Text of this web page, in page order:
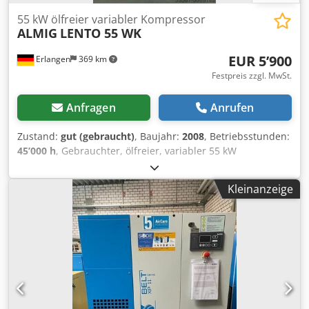
Erlangen 369 km
55 kW ölfreier variabler Kompressor
ALMIG LENTO 55 WK
EUR 5’900
Festpreis zzgl. MwSt.
Anfragen Anrufen
Zustand: gut (gebraucht), Baujahr: 2008, Betriebsstunden:
45’000 h, Gebrauchter, ölfreier, variabler 55 kW
Schraubenkompressor ALMIG LENTO 55 WK
(wassergekühlt) Der Kompressor ist in einem guten,
gepflegtem Zustand. Baujahr: 2008 Betriebsstunden:
45000 Bh Technische Daten Typ : LENTO 55 WK Mögliche
Betriebsüberdrücke der Anlage (stufenlos verstellbar) : 5 -
10 bar Liefermenge bei minimaler/maximaler Drehzahl,
gemessen nach ISO 1217 Anhang C: Liefermenge bei
minimaler/maximaler Drehzahl, gemessen nach ISO 1217
Anhang C: bei 5 bar min/max : 1,41 / 7,79 m³/min bei 6 bar
min/max : 1,40 / 7,74 m³/min bei 7 bar min/max : 1,39 /
Kleinanzeige